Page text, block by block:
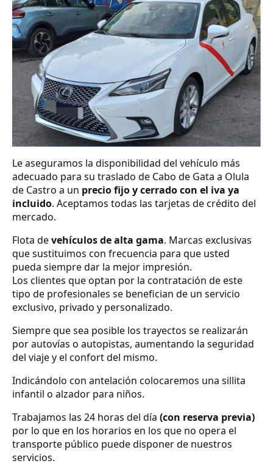
Le aseguramos la disponibilidad del vehículo más
adecuado para su traslado de Cabo de Gata a Olula
de Castro a un precio fijo y cerrado con el iva ya
incluido. Aceptamos todas las tarjetas de crédito del
mercado.
Flota devehículos de alta gama. Marcas exclusivas
que sustituimos con frecuencia para que usted
pueda siempre dar la mejor impresión.
Los clientes que optan por la contratación de este
tipo de profesionales se benefician de un servicio
exclusivo, privado y personalizado.
Siempre que sea posible los trayectos se realizarán
por autovías o autopistas, aumentando la seguridad
del viaje y el confort del mismo.
Indicándolo con antelación colocaremos una sillita
infantil o alzador para niños.
Trabajamos las 24 horas del día (con reserva previa)
por lo que en los horarios en los que no opera el
transporte público puede disponer de nuestros
servicios.